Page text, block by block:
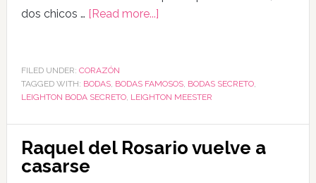
dos chicos … [Read more...]
FILED UNDER: CORAZÓN
TAGGED WITH: BODAS, BODAS FAMOSOS, BODAS SECRETO,
LEIGHTON BODA SECRETO, LEIGHTON MEESTER
Raquel del Rosario vuelve a
casarse